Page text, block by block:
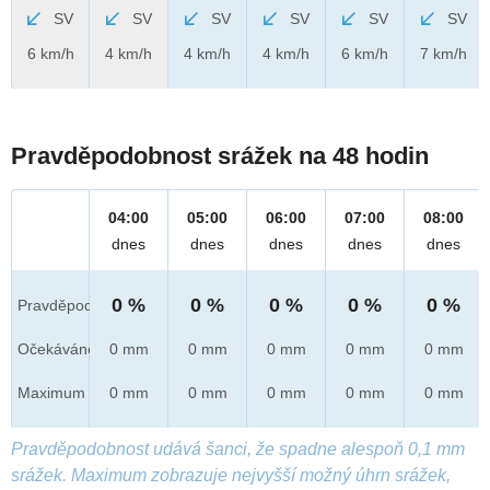
SV
6 km/h
SV
4 km/h
SV
4 km/h
SV
4 km/h
SV
6 km/h
SV
7 km/h
Pravděpodobnost srážek na 48 hodin
Pravděpod.
Očekáváno
Maximum
04:00
dnes
0 %
0 mm
0 mm
05:00
dnes
0 %
0 mm
0 mm
06:00
dnes
0 %
0 mm
0 mm
07:00
dnes
0 %
0 mm
0 mm
08:00
dnes
0 %
0 mm
0 mm
Pravděpodobnost udává šanci, že spadne alespoň 0,1 mm
srážek. Maximum zobrazuje nejvyšší možný úhrn srážek,